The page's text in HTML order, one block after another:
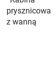
prysznicowa
z wanną